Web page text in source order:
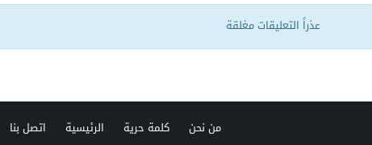
عذراً التعليقات مغلقة
من نحن كلمة حرية الرئيسية اتصل بنا